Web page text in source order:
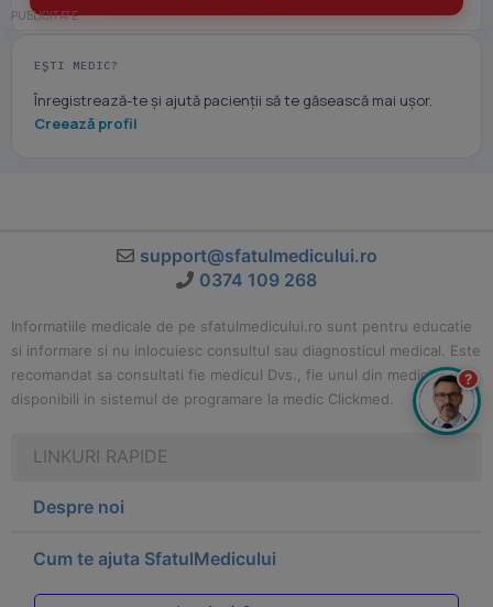
EȘTI MEDIC?
Înregistrează-te și ajută pacienții să te găsească mai ușor.
Creează profil
support@sfatulmedicului.ro
0374 109 268
Informatiile medicale de pe sfatulmedicului.ro sunt pentru educatie
si informare si nu inlocuiesc consultul sau diagnosticul medical. Este
recomandat sa consultati fie medicul Dvs., fie unul din medicii
disponibili in sistemul de programare la medic Clickmed.
LINKURI RAPIDE
Despre noi
Cum te ajuta SfatulMedicului
?